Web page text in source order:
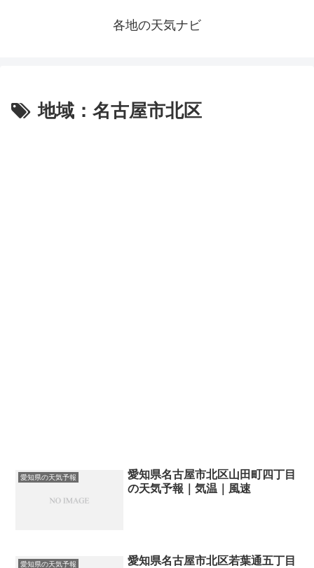
各地の天気ナビ
地域：名古屋市北区
愛知県の天気予報
愛知県名古屋市北区山田町四丁目
の天気予報｜気温｜風速
愛知県の天気予報
愛知県名古屋市北区若葉通五丁目